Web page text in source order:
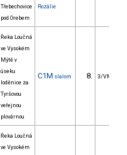
Třebechovice
pod Orebem
Rozálie
Řeka Loučná
ve Vysokém
Mýtě v
úseku
loděnice za
Tyršovou
veřejnou
plovárnou
C1M slalom 8. 3/VM
Řeka Loučná
ve Vysokém